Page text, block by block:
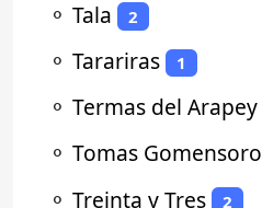
⚬ Tala 2
⚬ Tarariras 1
⚬ Termas del Arapey
⚬ Tomas Gomensoro
⚬ Treinta y Tres 2